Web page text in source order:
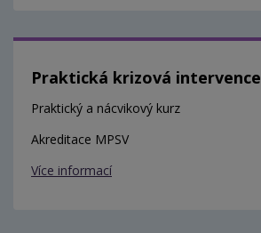
Praktická krizová intervence
Praktický a nácvikový kurz
Akreditace MPSV
Více informací